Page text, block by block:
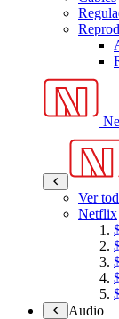
Ver
Netflix
Audio